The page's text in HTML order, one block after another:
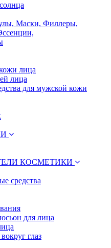
Маски, Филлеры,
лица
лица
для мужской кожи
КОСМЕТИКИ
средства
для лица
глаз